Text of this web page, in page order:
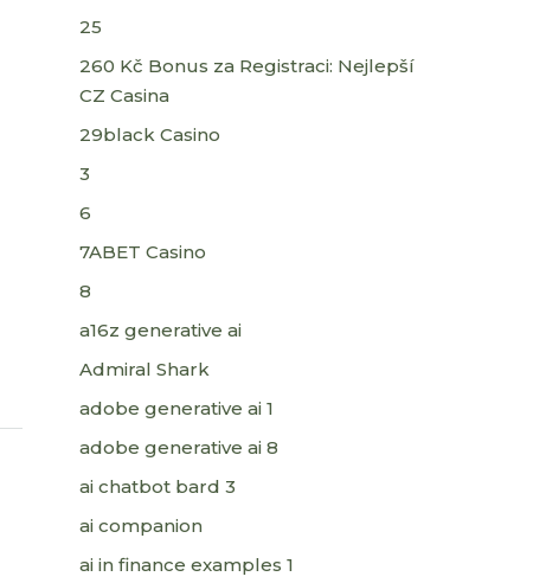
25
260 Kč Bonus za Registraci: Nejlepší
CZ Casina
29black Casino
3
6
7ABET Casino
8
a16z generative ai
Admiral Shark
adobe generative ai 1
adobe generative ai 8
ai chatbot bard 3
ai companion
ai in finance examples 1